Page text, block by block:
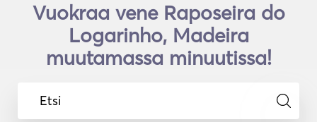
Vuokraa vene Raposeira do
Logarinho, Madeira
muutamassa minuutissa!
Etsi